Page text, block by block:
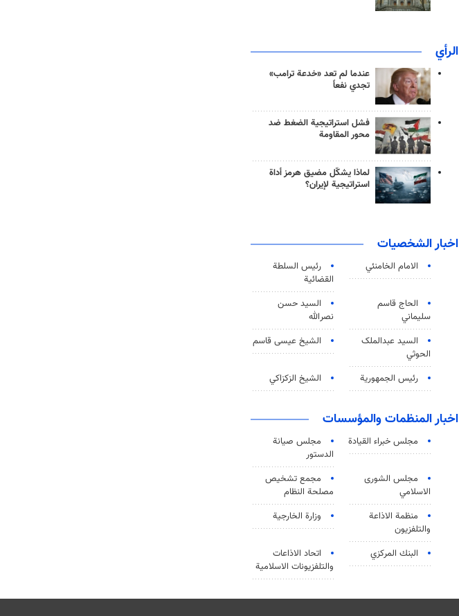
الرأي
عندما لم تعد «خدعة ترامب»
تجدي نفعاً
فشل استراتيجية الضغط ضد
محور المقاومة
لماذا يشكّل مضيق هرمز أداة
استراتيجية لإيران؟
اخبار الشخصيات
الامام الخامنئي
رئیس السلطة
القضائیة
الحاج قاسم
سليماني
السيد حسن
نصرالله
السید عبدالملک
الحوثي
الشيخ عيسى قاسم
رئيس الجمهورية الشيخ الزكزاكي
اخبار المنظمات والمؤسسات
مجلس خبراء القيادة
مجلس صيانة
الدستور
مجلس الشورى
الاسلامي
مجمع تشخيص
مصلحة النظام
منظمة الاذاعة
والتلفزیون
وزارة الخارجية
البنك المركزي
اتحاد الاذاعات
والتلفزيونات الاسلامية